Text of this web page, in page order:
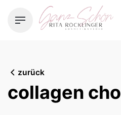
zurück
collagen